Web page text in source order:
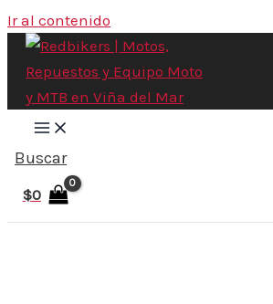
Ir al contenido
Buscar
$0